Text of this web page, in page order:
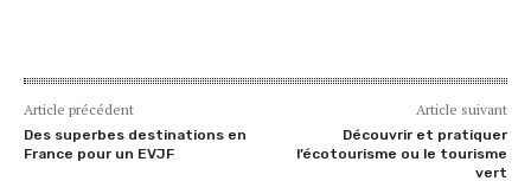
Article précédent
Des superbes destinations en
France pour un EVJF
Article suivant
Découvrir et pratiquer
l’écotourisme ou le tourisme
vert